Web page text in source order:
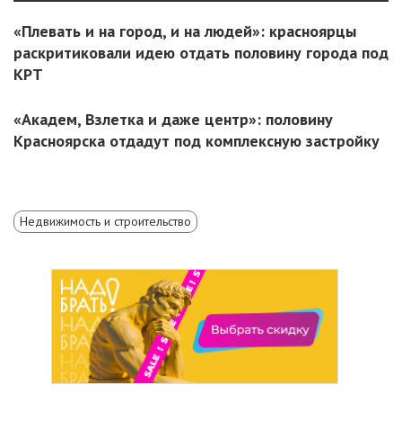
«Плевать и на город, и на людей»: красноярцы
раскритиковали идею отдать половину города под
КРТ
«Академ, Взлетка и даже центр»: половину
Красноярска отдадут под комплексную застройку
Недвижимость и строительство